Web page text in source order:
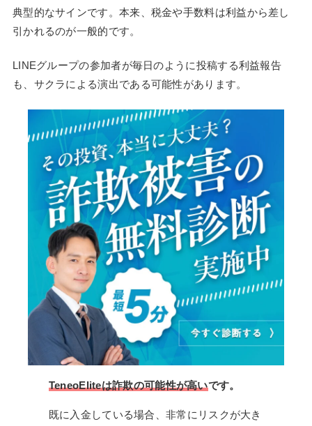
典型的なサインです。本来、税金や手数料は利益から差し
引かれるのが一般的です。
LINEグループの参加者が毎日のように投稿する利益報告
も、サクラによる演出である可能性があります。
TeneoEliteは詐欺の可能性が高いです。
既に入金している場合、非常にリスクが大き